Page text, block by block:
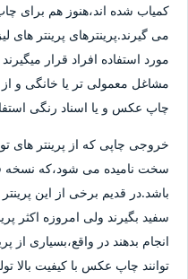
کمیاب شده اند،هنوز هم برای
می گیرند.پرینترهای پرینتر
مورد استفاده افراد قرار
مشاغل معمولی تر یا خانگی و از
چاپ عکس و یا اسناد رنگی
خروجی چاپی که از پرینتر های
سخت نامیده می شود،که نسخه
باشد.در قدیم برخی از این
سفید بگیرند ولی امروزه اکثر
انجام بدهند در واقع،بسیاری از
توانند چاپ عکس با کیفیت بالا